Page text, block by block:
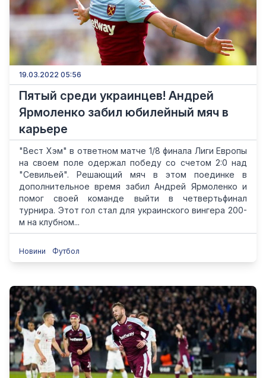
19.03.2022 05:56
Пятый среди украинцев! Андрей
Ярмоленко забил юбилейный мяч в
карьере
"Вест Хэм" в ответном матче 1/8 финала Лиги Европы
на своем поле одержал победу со счетом 2:0 над
"Севильей". Решающий мяч в этом поединке в
дополнительное время забил Андрей Ярмоленко и
помог своей команде выйти в четвертьфинал
турнира. Этот гол стал для украинского вингера 200-
м на клубном...
Новини Футбол